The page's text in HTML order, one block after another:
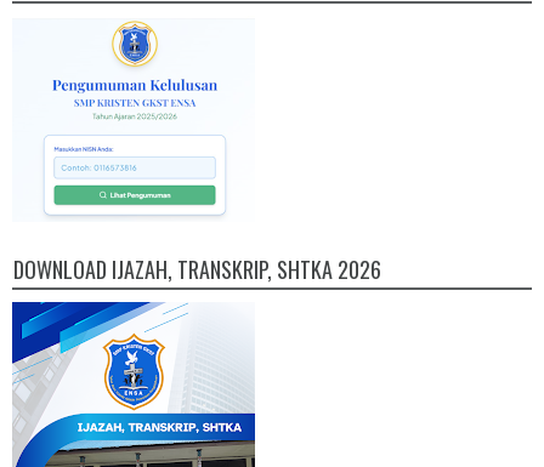
DOWNLOAD IJAZAH, TRANSKRIP, SHTKA 2026